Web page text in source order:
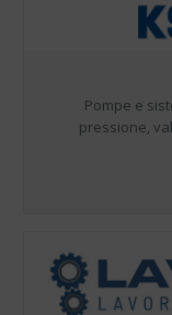
Pompe e
pressione,